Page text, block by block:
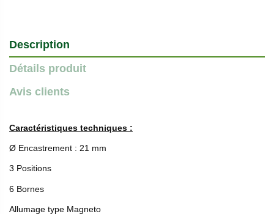
Description
Détails produit
Avis clients
Caractéristiques techniques :
Ø Encastrement : 21 mm
3 Positions
6 Bornes
Allumage type Magneto